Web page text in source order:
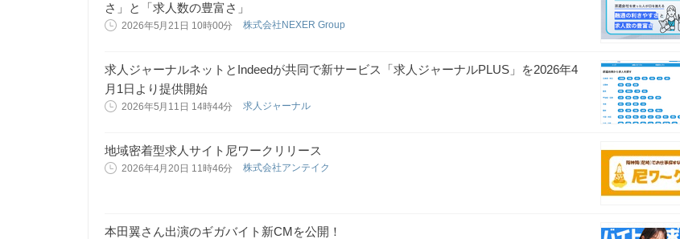
さ」と「求人数の豊富さ」
2026年5月21日 10時00分 株式会社NEXER Group
求人ジャーナルネットとIndeedが共同で新サービス「求人ジャーナルPLUS」を2026年4
月1日より提供開始
2026年5月11日 14時44分 求人ジャーナル
地域密着型求人サイト尼ワークリリース
2026年4月20日 11時46分 株式会社アンテイク
本田翼さん出演のギガバイト新CMを公開！